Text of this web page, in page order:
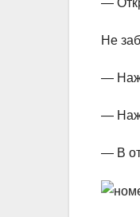
Не
—
—
— В